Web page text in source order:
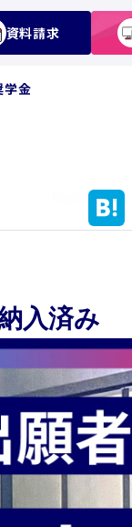
資料請求
学金
入済み